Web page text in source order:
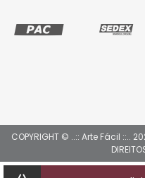
COPYRIGHT © ..:: Arte Fácil ::..